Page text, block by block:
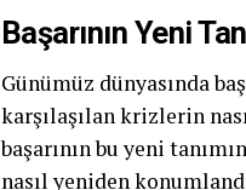
Başarının Yeni
Günümüz dünyasında
karşılaşılan krizlerin
başarının bu yeni
nasıl yeniden